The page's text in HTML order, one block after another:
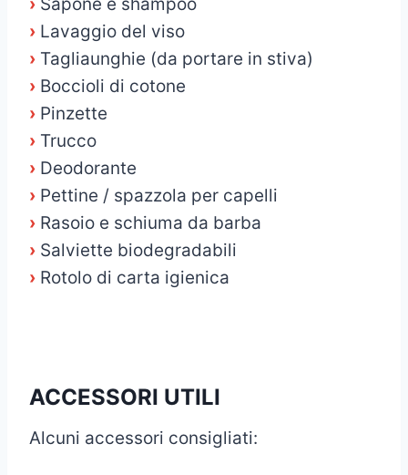
› Lavaggio del viso
› Tagliaunghie (da portare in stiva)
› Boccioli di cotone
› Pinzette
› Trucco
› Deodorante
› Pettine / spazzola per capelli
› Rasoio e schiuma da barba
› Salviette biodegradabili
› Rotolo di carta igienica
ACCESSORI UTILI
Alcuni accessori consigliati: